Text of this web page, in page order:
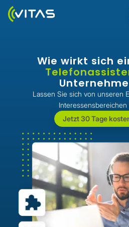
Wie wirkt sich
Lassen Sie sich von unseren
Jetzt 30 Tage